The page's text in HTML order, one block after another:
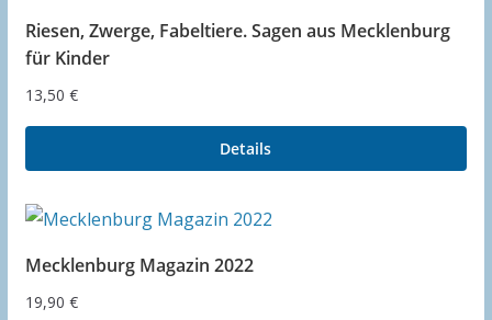
Riesen, Zwerge, Fabeltiere. Sagen aus Mecklenburg
für Kinder
13,50 €
Details
Mecklenburg Magazin 2022
19,90 €